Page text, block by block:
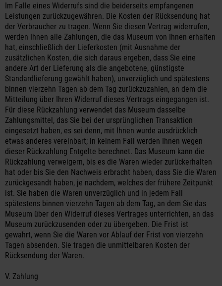
Im Falle eines Widerrufs sind die beiderseits empfangenen
Leistungen zurückzugewähren. Die Kosten der Rücksendung hat
der Verbraucher zu tragen. Wenn Sie diesen Vertrag widerrufen,
werden Ihnen alle Zahlungen, die das Museum von Ihnen erhalten
hat, einschließlich der Lieferkosten (mit Ausnahme der
zusätzlichen Kosten, die sich daraus ergeben, dass Sie eine
andere Art der Lieferung als die angebotene, günstigste
Standardlieferung gewählt haben), unverzüglich und spätestens
binnen vierzehn Tagen ab dem Tag zurückzuzahlen, an dem die
Mitteilung über Ihren Widerruf dieses Vertrags eingegangen ist.
Für diese Rückzahlung verwendet das Museum dasselbe
Zahlungsmittel, das Sie bei der ursprünglichen Transaktion
eingesetzt haben, es sei denn, mit Ihnen wurde ausdrücklich
etwas anderes vereinbart; in keinem Fall werden Ihnen wegen
dieser Rückzahlung Entgelte berechnet. Das Museum kann die
Rückzahlung verweigern, bis es die Waren wieder zurückerhalten
hat oder bis Sie den Nachweis erbracht haben, dass Sie die Waren
zurückgesandt haben, je nachdem, welches der frühere Zeitpunkt
ist. Sie haben die Waren unverzüglich und in jedem Fall
spätestens binnen vierzehn Tagen ab dem Tag, an dem Sie das
Museum über den Widerruf dieses Vertrages unterrichten, an das
Museum zurückzusenden oder zu übergeben. Die Frist ist
gewahrt, wenn Sie die Waren vor Ablauf der Frist von vierzehn
Tagen absenden. Sie tragen die unmittelbaren Kosten der
Rücksendung der Waren.
V. Zahlung